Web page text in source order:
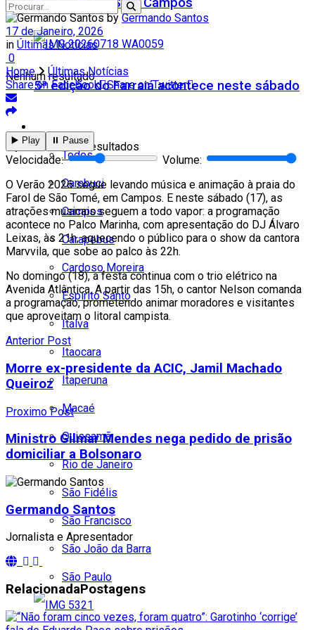
Teatro Firjan SESI Campos
5ª edição do Farraiá acontece neste sábado
Todos
Cambuci
Campos
Carapebus
Cardoso Moreira
Espírito Santo
Italva
Itaocara
Itaperuna
Macaé
Quissamã
Rio de Janeiro
São Fidélis
São Francisco
São João da Barra
São Paulo
Nenhum resultado
Ver todos os resultados
by Germando Santos
17 de Janeiro, 2026
in Últimas Notícias
0
Home
Últimas Notícias
Share on Facebook Share on Twitter
▶️ Play ⏸️ Pause
Velocidade:
Volume:
O Verão 2026 segue levando música e animação à praia do
Farol de São Tomé, em Campos. E neste sábado (17), as
atrações musicais seguem a todo vapor: a programação
acontece no Palco Marinha, com apresentação do DJ Álvaro
Leixas, às 21h, aquecendo o público para o show da cantora
Marvvila, que sobe ao palco às 22h.
No domingo (18), a festa continua com o trio elétrico na
Avenida Atlântica. A partir das 15h, o cantor Nelson comanda
a programação, prometendo animar moradores e visitantes
que aproveitam o litoral campista.
Anterior Post
Morre ex-presidente da ACIC, Jamil Machado
Queiroz
Proximo Post
Ministro Gilmar Mendes nega pedido de prisão
domiciliar a Bolsonaro
Germando Santos
Jornalista e Apresentador
RelacionadaPostagens